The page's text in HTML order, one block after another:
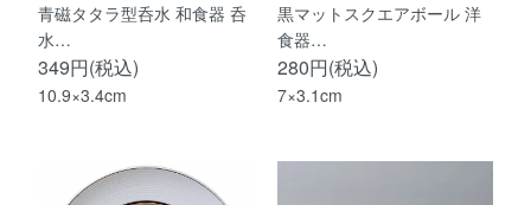
青磁タタラ型呑水 和食器 呑
水…
349円(税込)
10.9×3.4cm
黒マットスクエアボール 洋
食器…
280円(税込)
7×3.1cm